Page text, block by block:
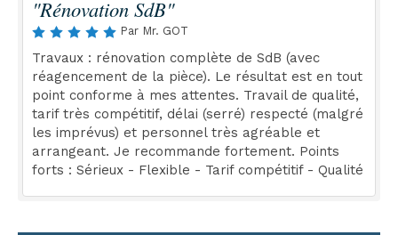
"Rénovation SdB"
Par Mr. GOT
Travaux : rénovation complète de SdB (avec
réagencement de la pièce). Le résultat est en tout
point conforme à mes attentes. Travail de qualité,
tarif très compétitif, délai (serré) respecté (malgré
les imprévus) et personnel très agréable et
arrangeant. Je recommande fortement. Points
forts : Sérieux - Flexible - Tarif compétitif - Qualité